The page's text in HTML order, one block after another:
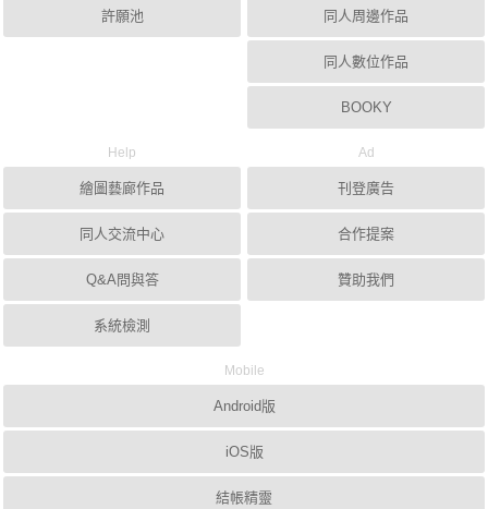
許願池 同人周邊作品
同人數位作品
BOOKY
Help
繪圖藝廊作品
同人交流中心
Q&A問與答
系統檢測
Ad
刊登廣告
合作提案
贊助我們
Mobile
Android版
iOS版
結帳精靈